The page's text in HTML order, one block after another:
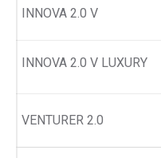
INNOVA 2.0 V
INNOVA 2.0 V LUXURY
VENTURER 2.0